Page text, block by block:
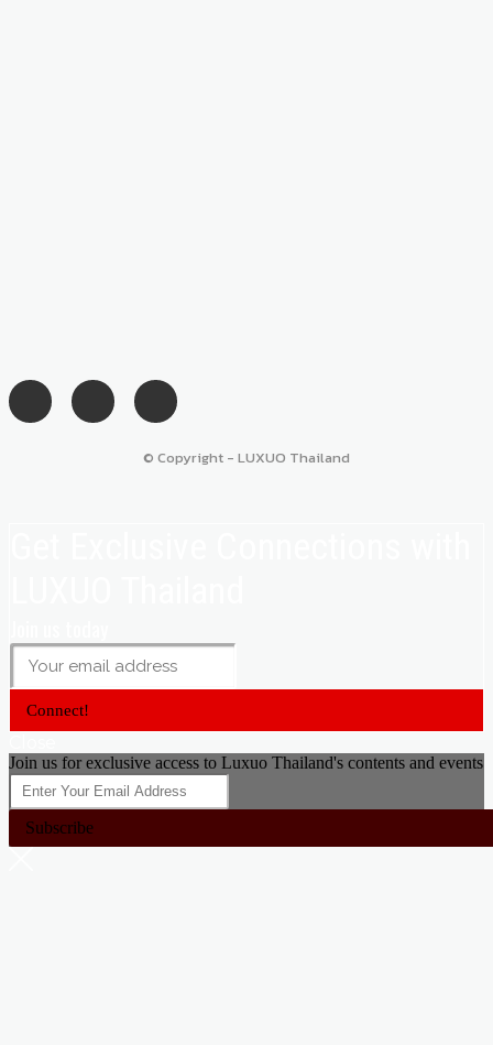
© Copyright - LUXUO Thailand
Connect!
Join us for exclusive access to Luxuo Thailand's contents and events
Subscribe